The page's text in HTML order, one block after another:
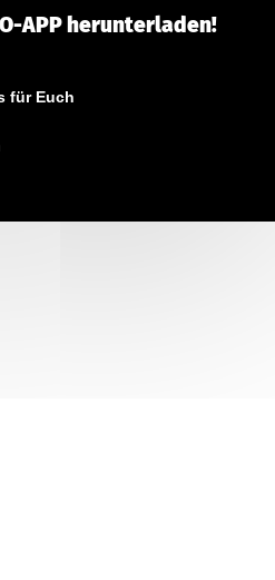
APP herunterladen!
für Euch